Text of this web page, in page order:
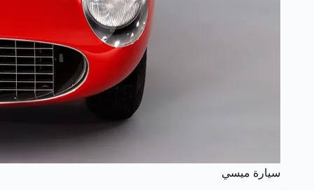
سيارة ميسي